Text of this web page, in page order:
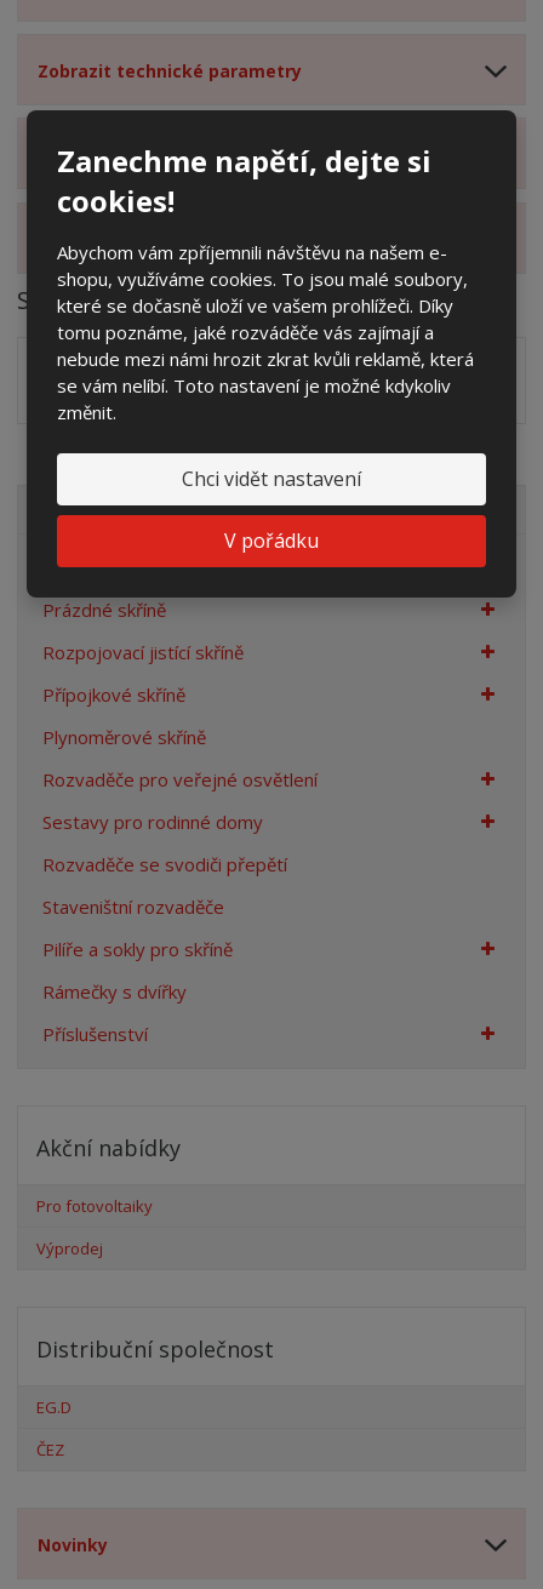
Zanechme napětí, dejte si
cookies!
Abychom vám zpříjemnili návštěvu na našem e-
shopu, využíváme cookies. To jsou malé soubory,
které se dočasně uloží ve vašem prohlížeči. Díky
tomu poznáme, jaké rozváděče vás zajímají a
nebude mezi námi hrozit zkrat kvůli reklamě, která
se vám nelíbí. Toto nastavení je možné kdykoliv
změnit.
Chci vidět nastavení
V pořádku
Zobrazit technické parametry
Zobrazit hodnocení produktu
Zobrazit alternativní produkty
Soubory ke stažení
Zakótovaný nákres skříně systému 3D včetně rozložení
zálisků ve formátu PDFpdf (60.24 Kb)
VŠECHNY KATEGORIE
Elektroměrové rozvaděče
Prázdné skříně
Rozpojovací jistící skříně
Přípojkové skříně
Plynoměrové skříně
Rozvaděče pro veřejné osvětlení
Sestavy pro rodinné domy
Rozvaděče se svodiči přepětí
Staveništní rozvaděče
Pilíře a sokly pro skříně
Rámečky s dvířky
Příslušenství
Akční nabídky
Pro fotovoltaiky
Výprodej
Distribuční společnost
EG.D
ČEZ
Novinky